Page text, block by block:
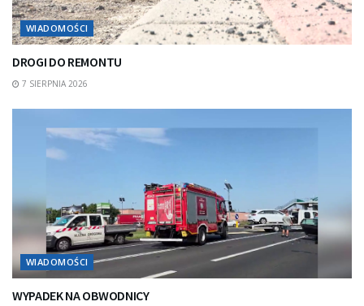
WIADOMOŚCI
DROGI DO REMONTU
7 SIERPNIA 2026
WIADOMOŚCI
WYPADEK NA OBWODNICY